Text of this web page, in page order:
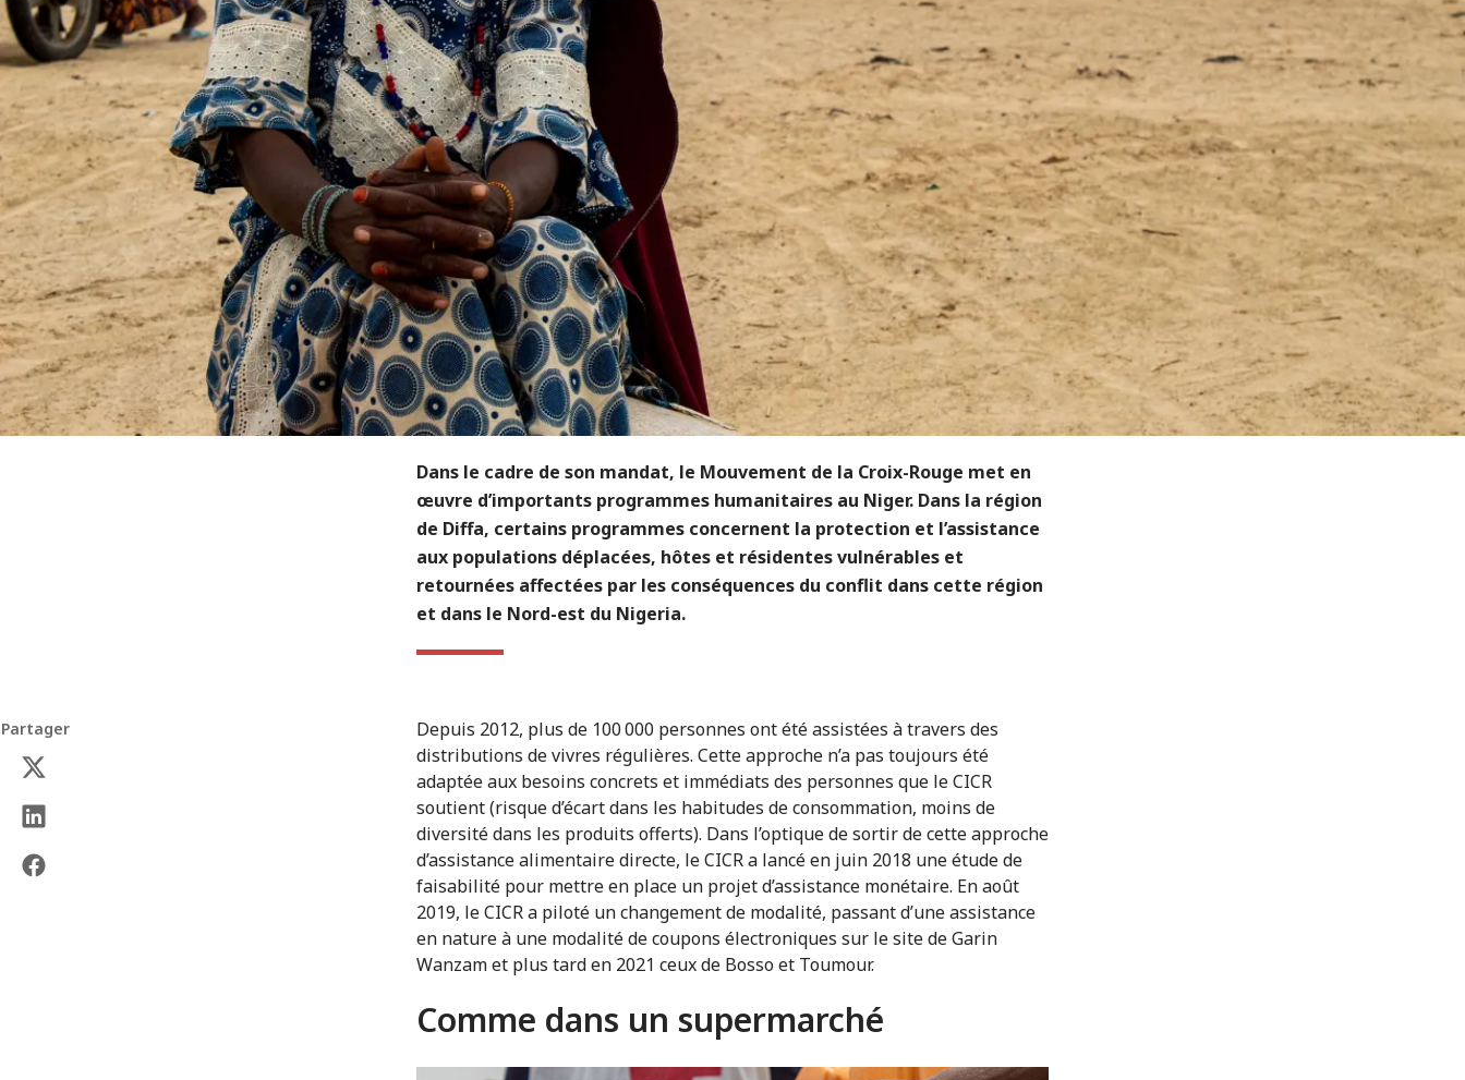
Dans le cadre de son mandat, le Mouvement de la Croix-Rouge met en
œuvre d’importants programmes humanitaires au Niger. Dans la région
de Diffa, certains programmes concernent la protection et l’assistance
aux populations déplacées, hôtes et résidentes vulnérables et
retournées affectées par les conséquences du conflit dans cette région
et dans le Nord-est du Nigeria.
Partager
Depuis 2012, plus de 100 000 personnes ont été assistées à travers des
distributions de vivres régulières. Cette approche n’a pas toujours été
adaptée aux besoins concrets et immédiats des personnes que le CICR
soutient (risque d’écart dans les habitudes de consommation, moins de
diversité dans les produits offerts). Dans l’optique de sortir de cette approche
d’assistance alimentaire directe, le CICR a lancé en juin 2018 une étude de
faisabilité pour mettre en place un projet d’assistance monétaire. En août
2019, le CICR a piloté un changement de modalité, passant d’une assistance
en nature à une modalité de coupons électroniques sur le site de Garin
Wanzam et plus tard en 2021 ceux de Bosso et Toumour.
Comme dans un supermarché